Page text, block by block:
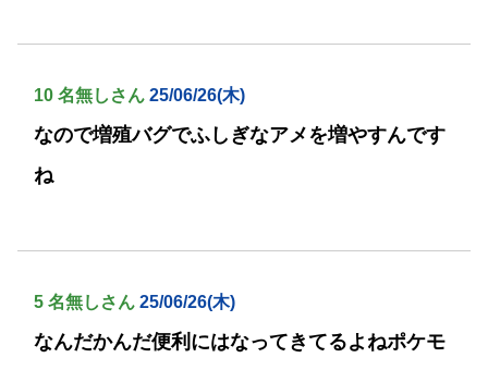
10 名無しさん 25/06/26(木)
なので増殖バグでふしぎなアメを増やすんです
ね
5 名無しさん 25/06/26(木)
なんだかんだ便利にはなってきてるよねポケモ